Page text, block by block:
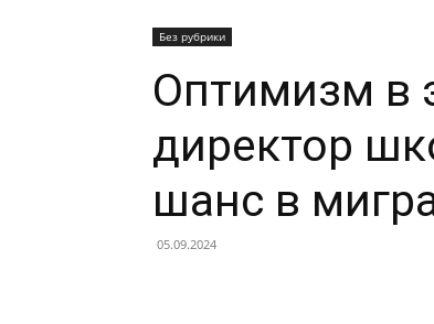
Без рубрики
Оптимизм в
директор
шанс в
05.09.2024